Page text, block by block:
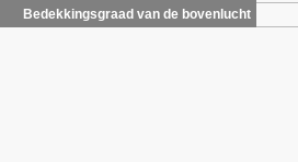
Bedekkingsgraad van de bovenlucht